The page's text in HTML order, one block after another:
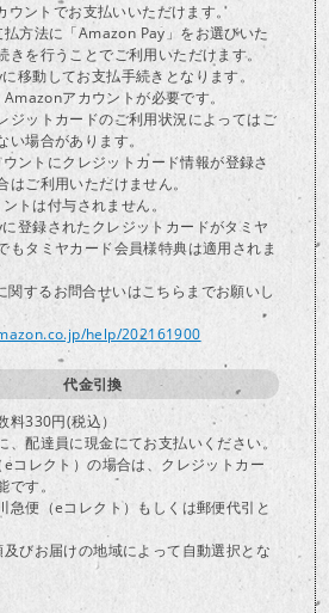
ウントでお支払いいただけます。
方法に「Amazon Pay」をお選びいた
きを行うことでご利用いただけます。
移動してお支払手続きとなります。
アカウントが必要です。
ジットカードのご利用状況によってはご
い場合があります。
ントにクレジットカード情報が登録さ
はご利用いただけません。
トは付与されません。
登録されたクレジットカードがタミヤ
もタミヤカード会員様特典は適用されま
関するお問合せいはこちらまでお願いし
help/202161900
代金引換
料330円(税込）
、配達員に現金にてお支払いください。
コレクト）の場合は、クレジットカー
です。
急便（eコレクト）もしくは郵便代引と
びお届けの地域によって自動選択とな